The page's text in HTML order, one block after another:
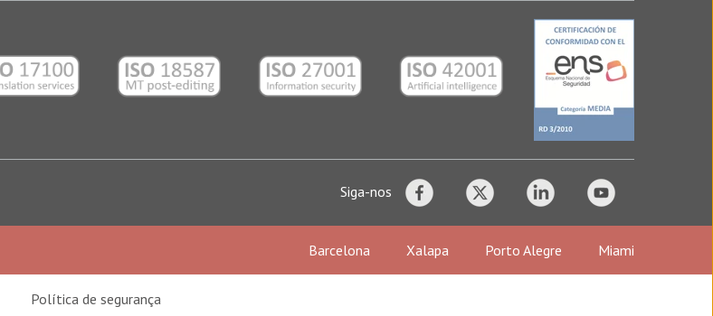
Agência de tradução em Miami
Siga-nos
Barcelona Xalapa Porto Alegre Miami
Política de segurança